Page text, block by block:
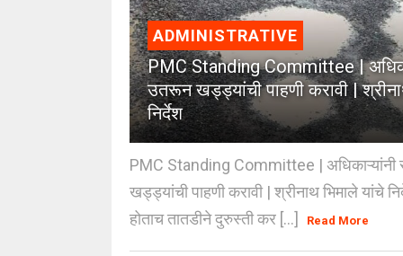
ADMINISTRATIVE
PMC Standing Committee |
उतरून खड्ड्यांची पाहणी करावी |
निर्देश
PMC Standing Committee | अधिकाऱ्यांनी
खड्ड्यांची पाहणी करावी | श्रीनाथ भिमाले यांचे
होताच तातडीने दुरुस्ती कर [...]
Read More